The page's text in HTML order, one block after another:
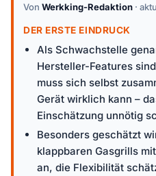
Von Werkking-Redaktion ·
DER ERSTE EINDRUCK
Als Schwachstelle
Hersteller-Features
muss sich selbst
Gerät wirklich kann –
Einschätzung unnötig
Besonders geschätzt
klappbaren Gasgrills
an, die Flexibilität